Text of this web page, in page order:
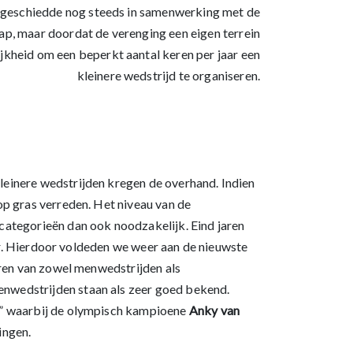
nog steeds in samenwerking met de
maar doordat de verenging een eigen terrein
om een beperkt aantal keren per jaar een
kleinere wedstrijd te organiseren.
wedstrijden kregen de overhand. Indien
gras verreden. Het niveau van de
dan ook noodzakelijk. Eind jaren
voldeden we weer aan de nieuwste
van zowel menwedstrijden als
staan als zeer goed bekend.
waarbij de olympisch kampioene Anky van